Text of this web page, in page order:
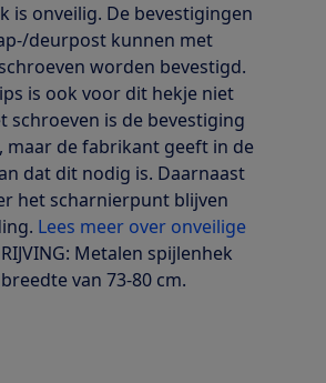
is onveilig. De bevestigingen
deurpost kunnen met
worden bevestigd.
is ook voor dit hekje niet
schroeven is de bevestiging
maar de fabrikant geeft in de
dat dit nodig is. Daarnaast
het scharnierpunt blijven
Lees meer over onveilige
Metalen spijlenhek
van 73-80 cm.